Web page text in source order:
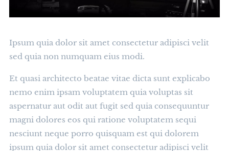
Ipsum quia dolor sit amet consectetur adipisci velit
sed quia non numquam eius modi.
Et quasi architecto beatae vitae dicta sunt explicabo
nemo enim ipsam voluptatem quia voluptas sit
aspernatur aut odit aut fugit sed quia consequuntur
magni dolores eos qui ratione voluptatem sequi
nesciunt neque porro quisquam est qui dolorem
ipsum quia dolor sit amet consectetur adipisci velit